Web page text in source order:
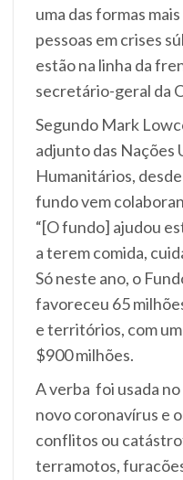
uma das formas
pessoas em crises
estão na linha da
secretário-geral da
Segundo Mark
adjunto das Nações
Humanitários,
fundo vem
“[O fundo] ajudou
a terem comida,
Só neste ano, o
favoreceu 65
e territórios, com
$900 milhões.
A verba foi usada
novo coronavírus e
conflitos ou
terramotos,